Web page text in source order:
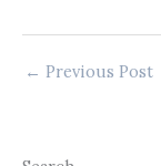
← Previous Post